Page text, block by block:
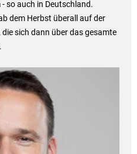
so auch in Deutschland.
dem Herbst überall auf der
sich dann über das gesamte